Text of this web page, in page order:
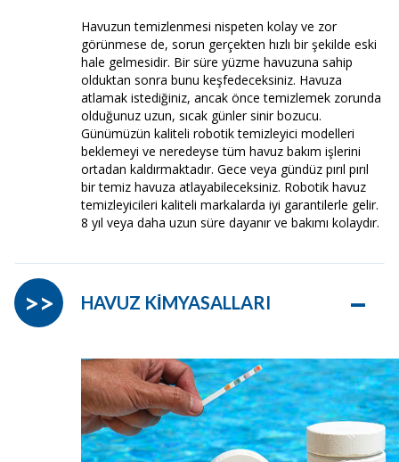
Havuzun temizlenmesi nispeten kolay ve zor
görünmese de, sorun gerçekten hızlı bir şekilde eski
hale gelmesidir. Bir süre yüzme havuzuna sahip
olduktan sonra bunu keşfedeceksiniz. Havuza
atlamak istediğiniz, ancak önce temizlemek zorunda
olduğunuz uzun, sıcak günler sinir bozucu.
Günümüzün kaliteli robotik temizleyici modelleri
beklemeyi ve neredeyse tüm havuz bakım işlerini
ortadan kaldırmaktadır. Gece veya gündüz pırıl pırıl
bir temiz havuza atlayabileceksiniz. Robotik havuz
temizleyicileri kaliteli markalarda iyi garantilerle gelir.
8 yıl veya daha uzun süre dayanır ve bakımı kolaydır.
HAVUZ KİMYASALLARI –
>>